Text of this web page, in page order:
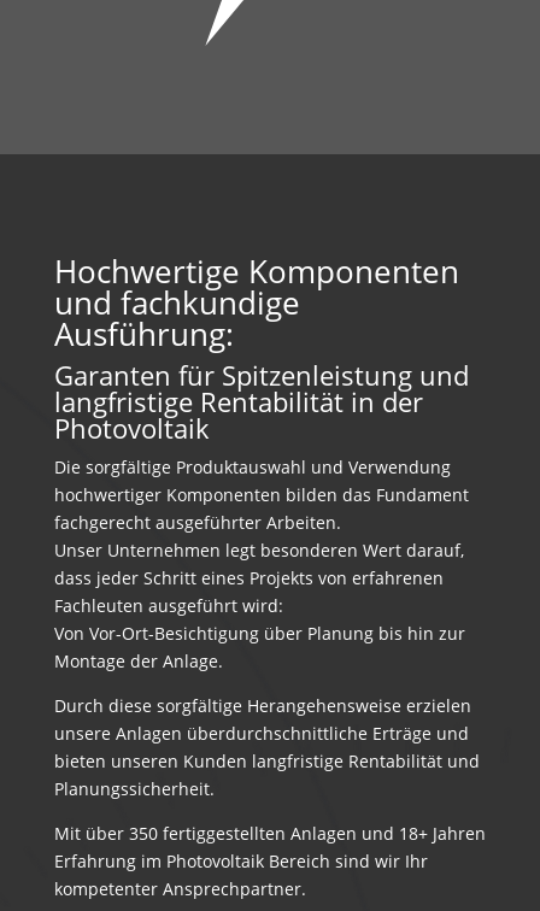
Hochwertige Komponenten
und fachkundige
Ausführung:
Garanten für Spitzenleistung und
langfristige Rentabilität in der
Photovoltaik
Die sorgfältige Produktauswahl und Verwendung
hochwertiger Komponenten bilden das Fundament
fachgerecht ausgeführter Arbeiten.
Unser Unternehmen legt besonderen Wert darauf,
dass jeder Schritt eines Projekts von erfahrenen
Fachleuten ausgeführt wird:
Von Vor-Ort-Besichtigung über Planung bis hin zur
Montage der Anlage.
Durch diese sorgfältige Herangehensweise erzielen
unsere Anlagen überdurchschnittliche Erträge und
bieten unseren Kunden langfristige Rentabilität und
Planungssicherheit.
Mit über 350 fertiggestellten Anlagen und 18+ Jahren
Erfahrung im Photovoltaik Bereich sind wir Ihr
kompetenter Ansprechpartner.